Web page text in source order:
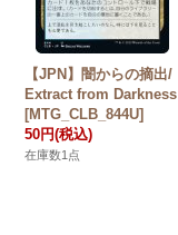
【JPN】闇からの摘出/
Extract from Darkness
[MTG_CLB_844U]
50円(税込)
在庫数1点